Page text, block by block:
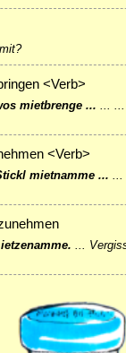
<Verb>
mietbrenge ...
<Verb>
mietnamme ...